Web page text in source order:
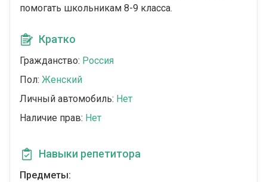
помогать школьникам 8-9 класса.
Кратко
Гражданство: Россия
Пол: Женский
Личный автомобиль: Нет
Наличие прав: Нет
Навыки репетитора
Предметы: